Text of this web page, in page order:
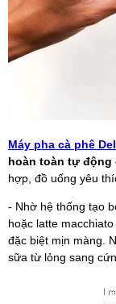
Máy pha cà phê
hoàn toàn tự động
hợp, đồ uống yêu
- Nhờ hệ thống tạo
hoặc latte
đặc biệt mịn màng.
sữa từ lỏng sang